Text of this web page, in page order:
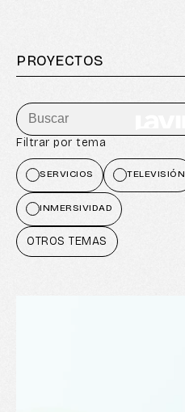
PROYECTOS
Filtrar por tema
SERVICIOS TELEVISIÓN
INMERSIVIDAD
OTROS TEMAS